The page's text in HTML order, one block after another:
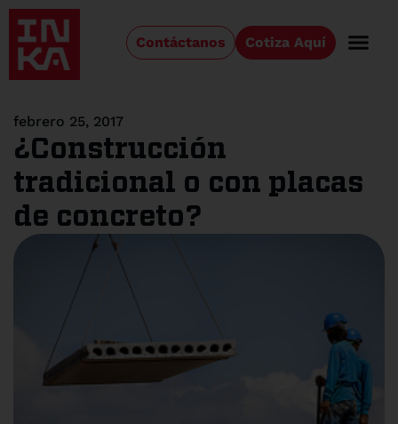
Cotiza Aquí
Contáctanos
febrero 25, 2017
¿Construcción
tradicional o con placas
de concreto?